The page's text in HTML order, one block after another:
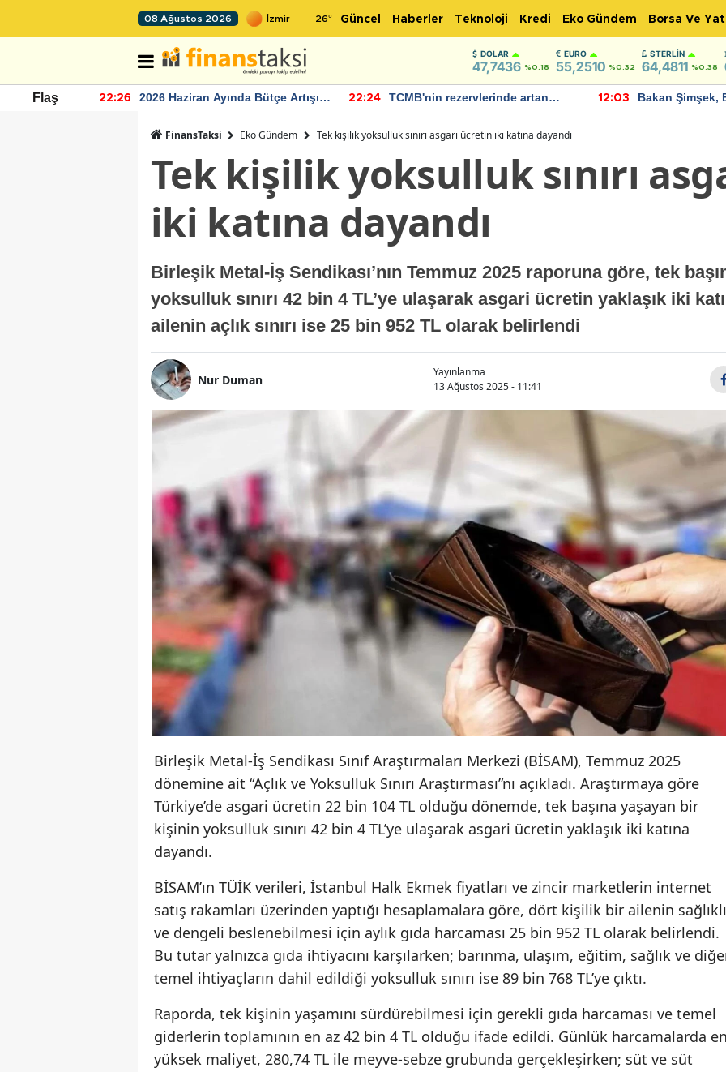
08 Ağustos 2026 26° Güncel Haberler Teknoloji Kredi Eko Gündem Borsa Ve
DOLAR
47,7436 %0.18
EURO
55,2510 %0.32
STERLIN
64,4811 %0.38
Flaş 22:26
2026 Haziran Ayında Bütçe Artışı
22:24
TCMB'nin rezervlerinde artan
12:03
Bakan Şimşek,
FinansTaksi Eko Gündem Tek kişilik yoksulluk sınırı asgari ücretin iki katına dayandı
Tek kişilik yoksulluk sınırı
iki katına dayandı
Birleşik Metal-İş Sendikası’nın Temmuz 2025 raporuna göre, tek
yoksulluk sınırı 42 bin 4 TL’ye ulaşarak asgari ücretin yaklaşık iki
ailenin açlık sınırı ise 25 bin 952 TL olarak belirlendi
Nur Duman
Yayınlanma
13 Ağustos 2025 - 11:41
Birleşik Metal-İş Sendikası Sınıf Araştırmaları Merkezi (BİSAM), Temmuz 2025
dönemine ait “Açlık ve Yoksulluk Sınırı Araştırması”nı açıkladı. Araştırmaya göre
Türkiye’de asgari ücretin 22 bin 104 TL olduğu dönemde, tek başına yaşayan bir
kişinin yoksulluk sınırı 42 bin 4 TL’ye ulaşarak asgari ücretin yaklaşık iki katına
dayandı.
BİSAM’ın TÜİK verileri, İstanbul Halk Ekmek fiyatları ve zincir marketlerin internet
satış rakamları üzerinden yaptığı hesaplamalara göre, dört kişilik bir ailenin sağlıklı
ve dengeli beslenebilmesi için aylık gıda harcaması 25 bin 952 TL olarak belirlendi.
Bu tutar yalnızca gıda ihtiyacını karşılarken; barınma, ulaşım, eğitim, sağlık ve
temel ihtiyaçların dahil edildiği yoksulluk sınırı ise 89 bin 768 TL’ye çıktı.
Raporda, tek kişinin yaşamını sürdürebilmesi için gerekli gıda harcaması ve temel
giderlerin toplamının en az 42 bin 4 TL olduğu ifade edildi. Günlük harcamalarda
yüksek maliyet, 280,74 TL ile meyve-sebze grubunda gerçekleşirken; süt ve süt